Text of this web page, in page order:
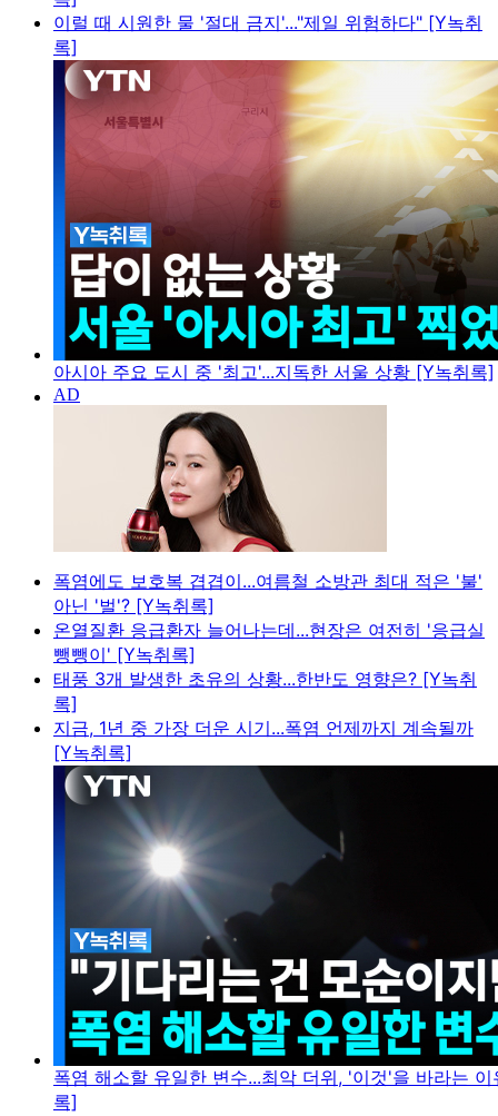
이럴 때 시원한 물 '절대 금지'..."제일 위험하다" [Y녹취
록]
아시아 주요 도시 중 '최고'...지독한 서울 상황 [Y녹취록]
폭염에도 보호복 겹겹이...여름철 소방관 최대 적은 '불'
아닌 '벌'? [Y녹취록]
온열질환 응급환자 늘어나는데...현장은 여전히 '응급실
뺑뺑이' [Y녹취록]
태풍 3개 발생한 초유의 상황...한반도 영향은? [Y녹취
록]
지금, 1년 중 가장 더운 시기...폭염 언제까지 계속될까
[Y녹취록]
폭염 해소할 유일한 변수...최악 더위, '이것'을 바라는
록]